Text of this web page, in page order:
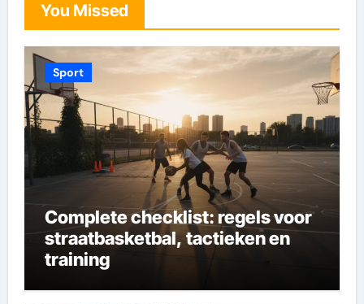
You Missed
Sport
Complete checklist: regels voor
straatbasketbal, tactieken en
training